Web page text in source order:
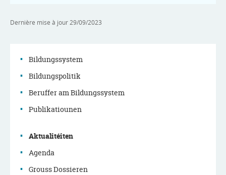
Dernière mise à jour 29/09/2023
Menu
de
navigation
principale
Bildungssystem
Bildungspolitik
Beruffer am Bildungssystem
Publikatiounen
Aktualitéiten
Agenda
Grouss Dossieren